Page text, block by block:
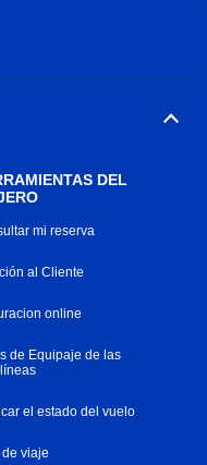
DEL
mi reserva
al Cliente
online
de Equipaje de las
el estado del vuelo
viaje